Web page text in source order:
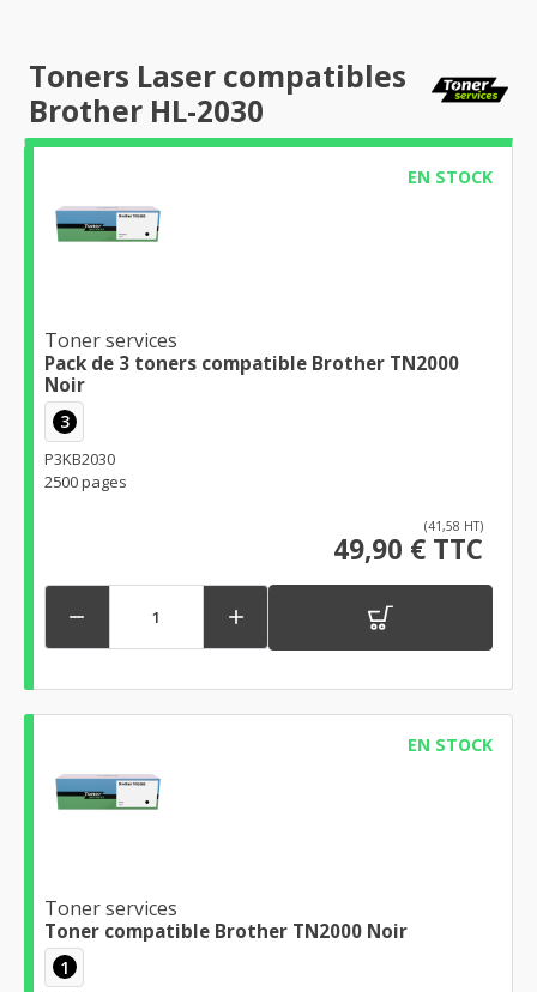
Toners Laser compatibles
Brother HL-2030
EN STOCK
Toner services
Pack de 3 toners compatible Brother TN2000
Noir
3
P3KB2030
2500 pages
(41,58 HT)
49,90 € TTC
 
EN STOCK
Toner services
Toner compatible Brother TN2000 Noir
1